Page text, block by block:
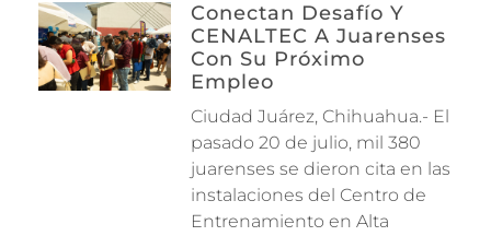
Conectan Desafío Y
CENALTEC A Juarenses
Con Su Próximo
Empleo
Ciudad Juárez, Chihuahua.- El
pasado 20 de julio, mil 380
juarenses se dieron cita en las
instalaciones del Centro de
Entrenamiento en Alta